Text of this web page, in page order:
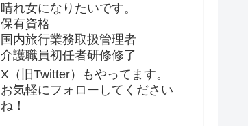
晴れ女になりたいです。
保有資格
国内旅行業務取扱管理者
介護職員初任者研修修了
X（旧Twitter）もやってます。
お気軽にフォローしてください
ね！